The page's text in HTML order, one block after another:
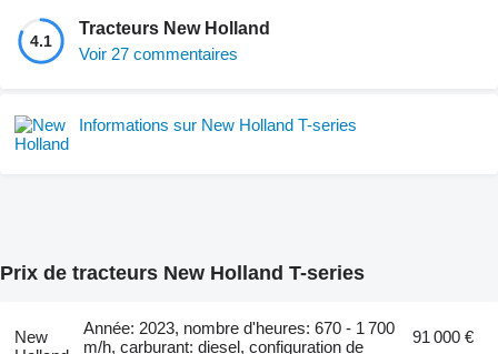
4.1
Tracteurs New Holland
Voir 27 commentaires
Informations sur New Holland T-series
Prix de tracteurs New Holland T-series
New
Année: 2023, nombre d'heures: 670 - 1 700
m/h, carburant: diesel, configuration de
91 000 €